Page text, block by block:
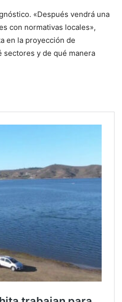
«Después vendrá una
con normativas locales»,
en la proyección de
y de qué manera